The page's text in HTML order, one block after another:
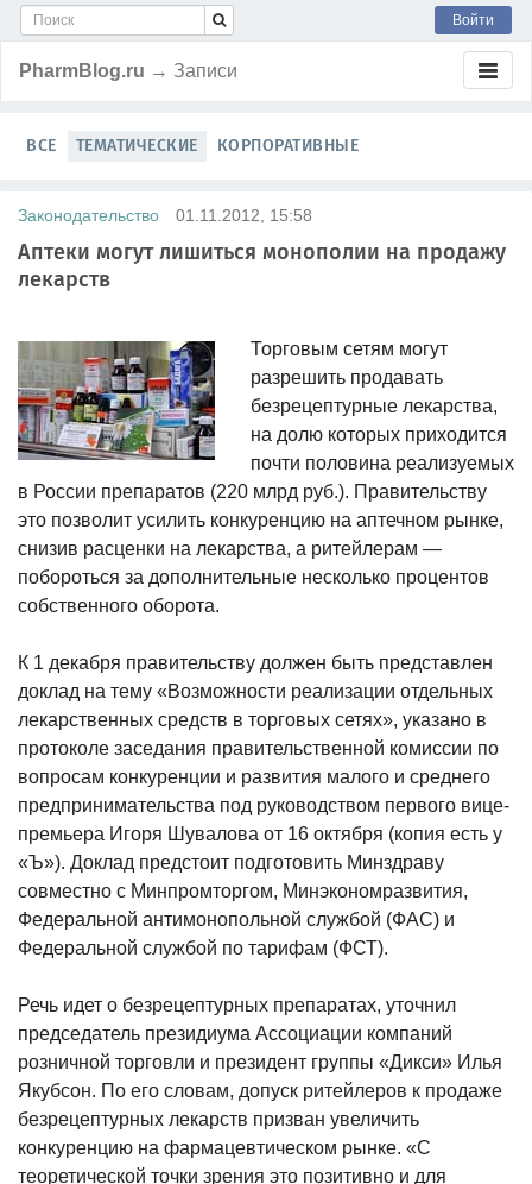
Войти
PharmBlog.ru → Записи
ВСЕ ТЕМАТИЧЕСКИЕ КОРПОРАТИВНЫЕ
Законодательство 01.11.2012, 15:58
Аптеки могут лишиться монополии на продажу
лекарств
Торговым сетям могут
разрешить продавать
безрецептурные лекарства,
на долю которых приходится
почти половина реализуемых
в России препаратов (220 млрд руб.). Правительству
это позволит усилить конкуренцию на аптечном рынке,
снизив расценки на лекарства, а ритейлерам —
побороться за дополнительные несколько процентов
собственного оборота.
К 1 декабря правительству должен быть представлен
доклад на тему «Возможности реализации отдельных
лекарственных средств в торговых сетях», указано в
протоколе заседания правительственной комиссии по
вопросам конкуренции и развития малого и среднего
предпринимательства под руководством первого вице-
премьера Игоря Шувалова от 16 октября (копия есть у
«Ъ»). Доклад предстоит подготовить Минздраву
совместно с Минпромторгом, Минэкономразвития,
Федеральной антимонопольной службой (ФАС) и
Федеральной службой по тарифам (ФСТ).
Речь идет о безрецептурных препаратах, уточнил
председатель президиума Ассоциации компаний
розничной торговли и президент группы «Дикси» Илья
Якубсон. По его словам, допуск ритейлеров к продаже
безрецептурных лекарств призван увеличить
конкуренцию на фармацевтическом рынке. «С
теоретической точки зрения это позитивно и для